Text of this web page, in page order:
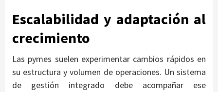
Escalabilidad y adaptación al
crecimiento
Las pymes suelen experimentar cambios rápidos en
su estructura y volumen de operaciones. Un sistema
de gestión integrado debe acompañar ese